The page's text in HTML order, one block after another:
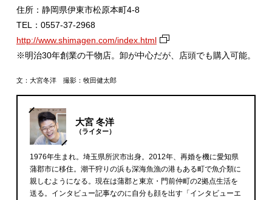
住所：静岡県伊東市松原本町4‐8
TEL：0557‐37‐2968
http://www.shimagen.com/index.html
※明治30年創業の干物店。卸が中心だが、店頭でも購入可能。
文：大宮冬洋 撮影：牧田健太郎
大宮 冬洋
（ライター）
1976年生まれ。埼玉県所沢市出身。2012年、再婚を機に愛知県
蒲郡市に移住。潮干狩りの浜も深海魚漁の港もある町で魚介類に
親しむようになる。現在は蒲郡と東京・門前仲町の2拠点生活を
送る。インタビュー記事なのに自分も顔を出す「インタビューエ